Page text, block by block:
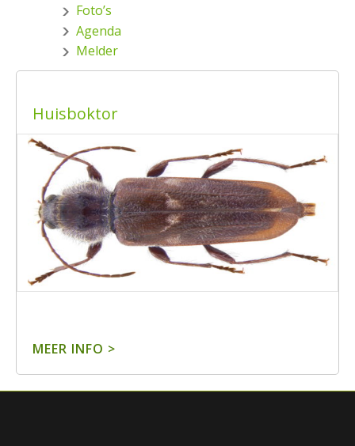
Foto’s
Agenda
Melder
Huisboktor
MEER INFO >